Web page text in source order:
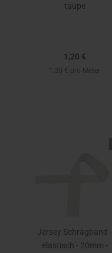
taupe
1,20 €
1,20 € pro Meter
Jersey Schrägband -
elastisch - 20mm -